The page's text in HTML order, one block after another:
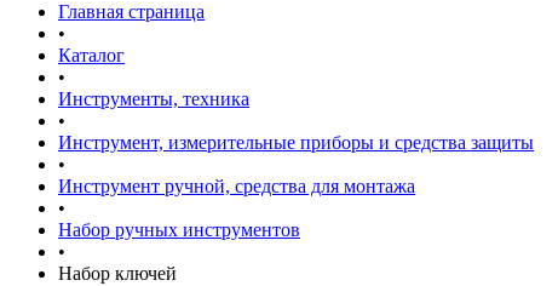
Главная страница
•
Каталог
•
Инструменты, техника
•
Инструмент, измерительные приборы и средства защиты
•
Инструмент ручной, средства для монтажа
•
Набор ручных инструментов
•
Набор ключей